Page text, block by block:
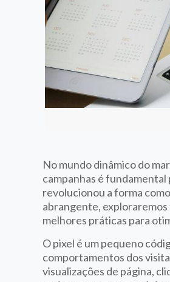
No mundo dinâmico do
campanhas é fundamental
revolucionou a forma
abrangente, exploraremos
melhores práticas para
O pixel é um pequeno
comportamentos dos
visualizações de página,